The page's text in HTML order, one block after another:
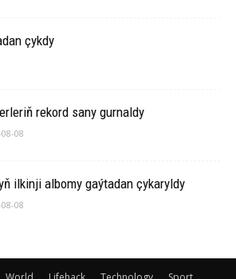
çykdy
rekord sany gurnaldy
08
ilkinji albomy gaýtadan çykaryldy
08